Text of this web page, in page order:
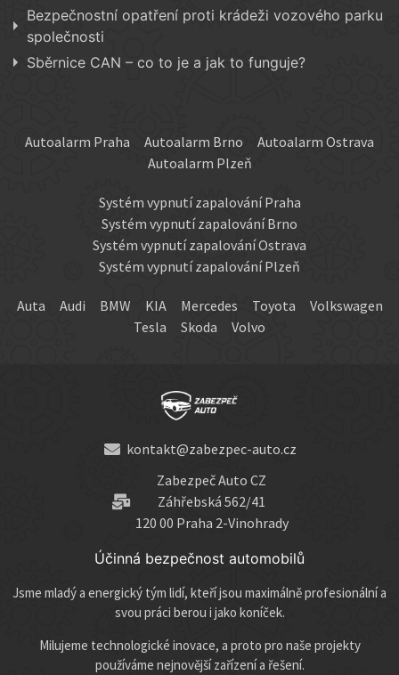
Bezpečnostní opatření proti krádeži vozového parku
společnosti
Sběrnice CAN – co to je a jak to funguje?
Autoalarm Praha Autoalarm Brno
Autoalarm Ostrava
Autoalarm Plzeň
Systém vypnutí zapalování Praha
Systém vypnutí zapalování Brno
Systém vypnutí zapalování Ostrava
Systém vypnutí zapalování Plzeň
Auta Audi BMW KIA Mercedes Toyota
Volkswagen
Tesla
Skoda Volvo
kontakt@zabezpec-auto.cz
Zabezpeč Auto CZ
Záhřebská 562/41
120 00 Praha 2-Vinohrady
Účinná bezpečnost automobilů
Jsme mladý a energický tým lidí, kteří jsou maximálně profesionální a
svou práci berou i jako koníček.
Milujeme technologické inovace, a proto pro naše projekty
používáme nejnovější zařízení a řešení.